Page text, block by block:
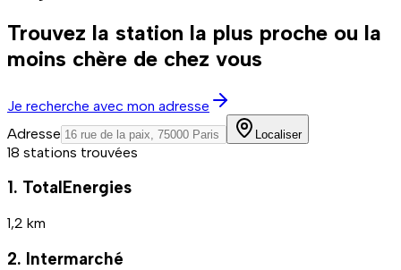
Trouvez la station la plus proche ou la
moins chère de chez vous
Je recherche avec mon adresse
Adresse
Localiser
18 stations trouvées
1. TotalEnergies
1,2 km
2. Intermarché